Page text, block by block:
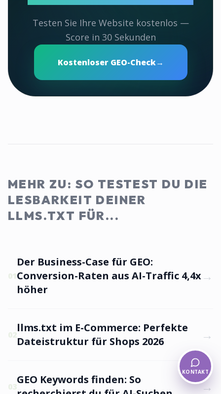
Testen Sie Ihre Website kostenlos —
Score in 30 Sekunden
Kostenloser GEO-Check→
MEHR ZU: SO TESTEST DU DIE
LESBARKEIT DEINER
LLMS.TXT FÜR...
01
Der Business-Case für GEO:
Conversion-Raten aus AI-Traffic 4,4x
höher
→
02
llms.txt im E-Commerce: Perfekte
Dateistruktur für Shops 2026
→
03
GEO Keywords finden: So
→
KONTAKT